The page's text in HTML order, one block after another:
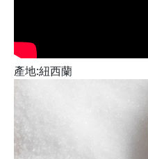
產地:紐西蘭